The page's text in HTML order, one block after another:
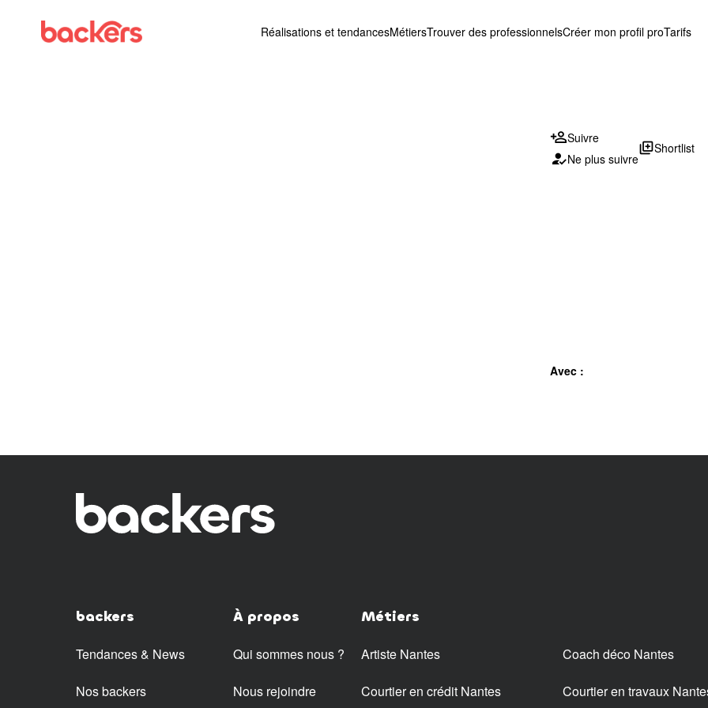
Réalisations et tendancesMétiersTrouver des professionnelsCréer mon profil proTarifs
Suivre
Ne plus suivre
library_addShortlist
Avec :
backers
Tendances & News
Nos backers
À propos
Qui sommes nous ?
Nous rejoindre
Métiers
Artiste Nantes Coach déco Nantes
Courtier en crédit Nantes Courtier en travaux